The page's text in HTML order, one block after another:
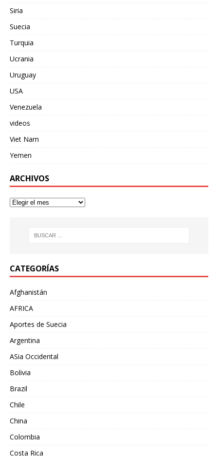
Siria
Suecia
Turquia
Ucrania
Uruguay
USA
Venezuela
videos
Viet Nam
Yemen
ARCHIVOS
CATEGORÍAS
Afghanistán
AFRICA
Aportes de Suecia
Argentina
ASia Occidental
Bolivia
Brazil
Chile
China
Colombia
Costa Rica